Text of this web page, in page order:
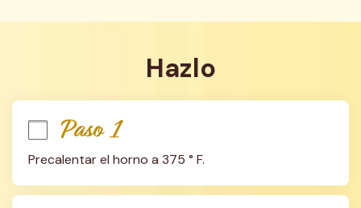
Hazlo
Paso 1
Precalentar el horno a 375 ° F.